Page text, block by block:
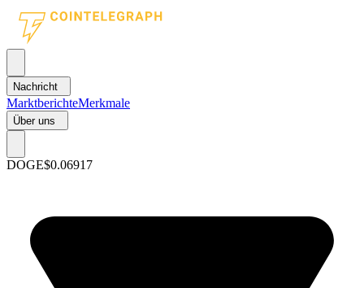
Nachricht
MarktberichteMerkmale
Über uns
DOGE$0.06917